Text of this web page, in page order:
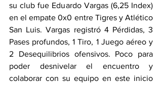
su club fue Eduardo Vargas (6,25 Index)
en el empate 0x0 entre Tigres y Atlético
San Luis. Vargas registró 4 Pérdidas, 3
Pases profundos, 1 Tiro, 1 Juego aéreo y
2 Desequilibrios ofensivos. Poco para
poder desnivelar el encuentro y
colaborar con su equipo en este inicio